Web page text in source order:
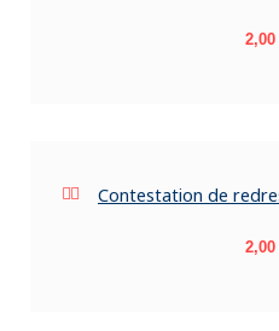
Prix
2,00
Contestation de
Prix
2,00